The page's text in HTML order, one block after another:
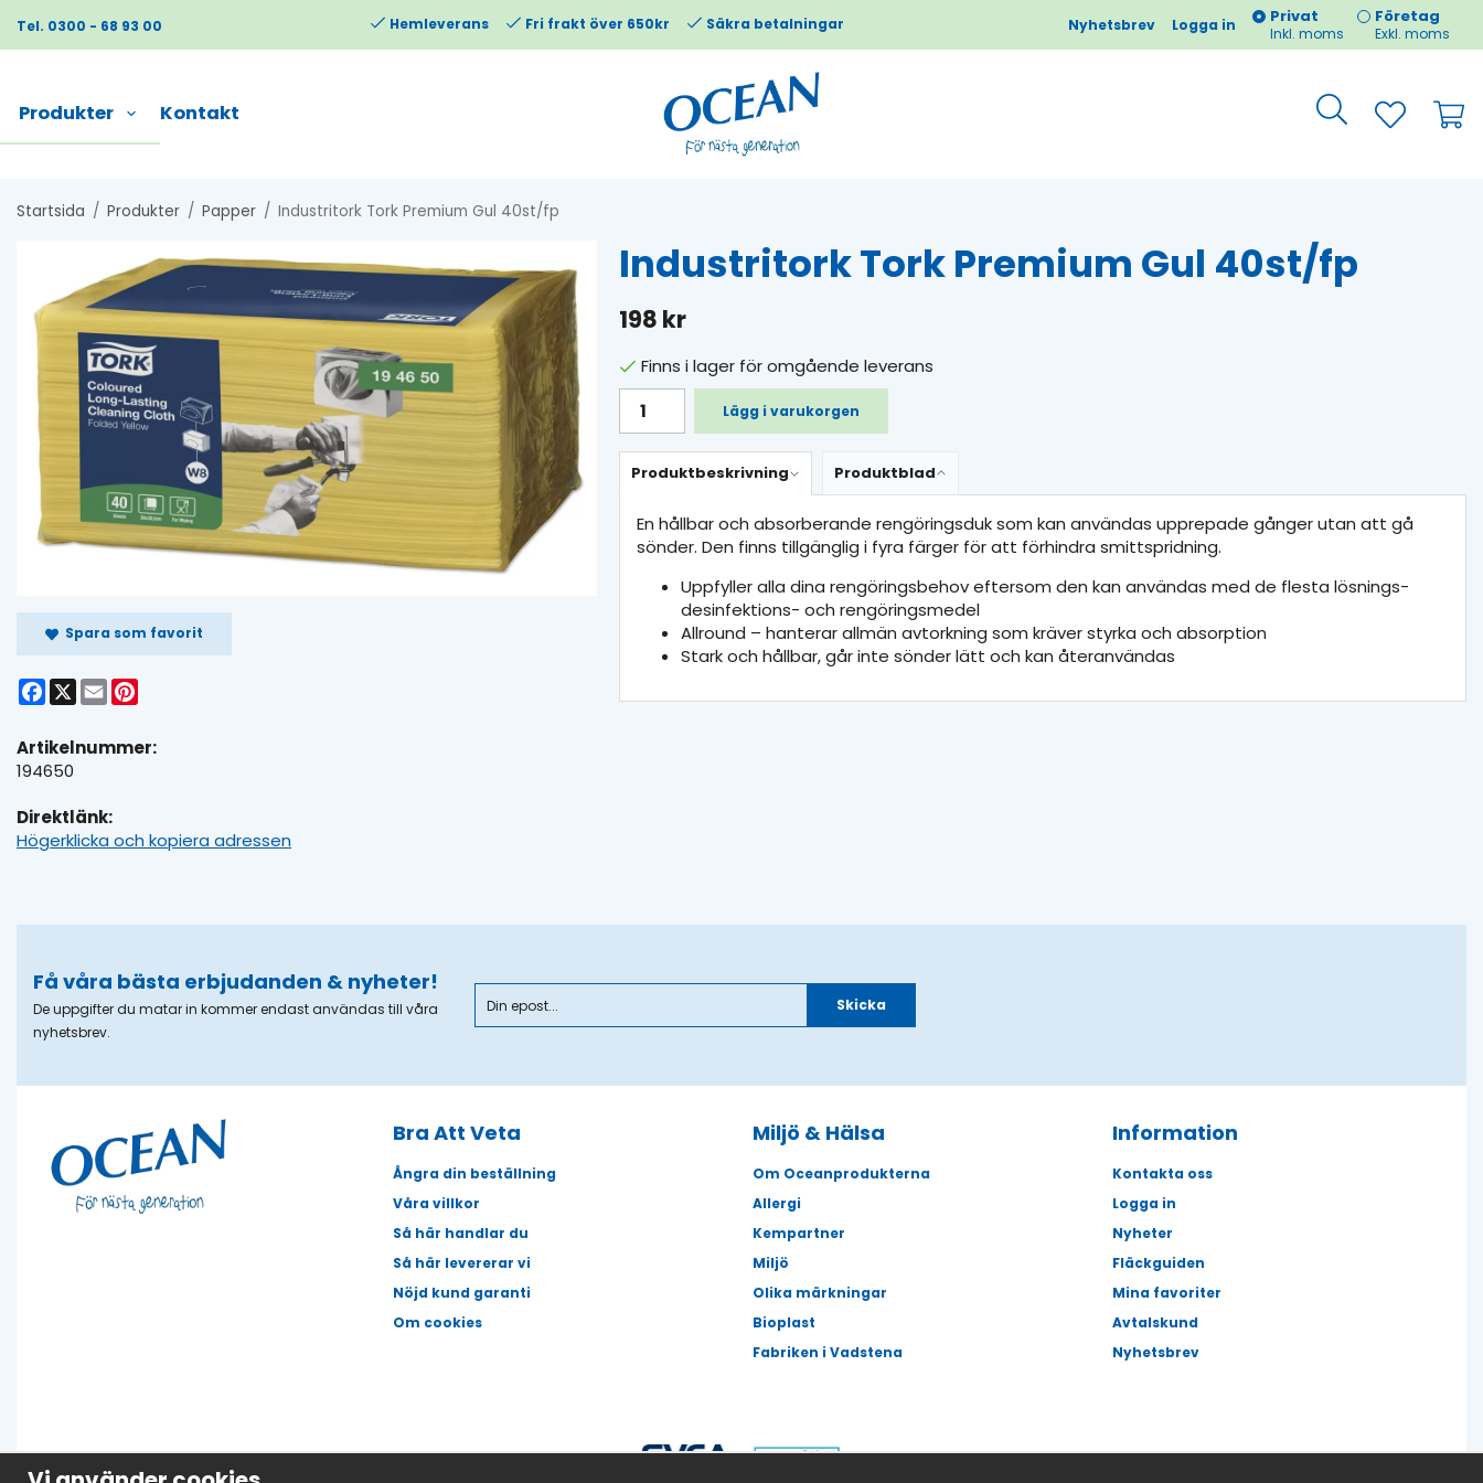
Tel. 0300 - 68 93 00 Hemleverans Fri frakt över 650kr Säkra betalningar Nyhetsbrev Logga in Privat
Inkl. moms
Företag
Exkl. moms
Produkter Kontakt
Startsida / Produkter / Papper / Industritork Tork Premium Gul 40st/fp
Industritork Tork Premium Gul 40st/fp
198 kr
Finns i lager för omgående leverans
Lägg i varukorgen
Produktbeskrivning Produktblad
En hållbar och absorberande rengöringsduk som kan användas upprepade gånger utan att gå
sönder. Den finns tillgänglig i fyra färger för att förhindra smittspridning.
Uppfyller alla dina rengöringsbehov eftersom den kan användas med de flesta lösnings-
desinfektions- och rengöringsmedel
Allround – hanterar allmän avtorkning som kräver styrka och absorption
Stark och hållbar, går inte sönder lätt och kan återanvändas
Spara som favorit
Facebook
X Email
Artikelnummer:
194650
Direktlänk:
Högerklicka och kopiera adressen
Få våra bästa erbjudanden & nyheter!
De uppgifter du matar in kommer endast användas till våra
nyhetsbrev.
Skicka
Bra Att Veta
Ångra din beställning
Våra villkor
Så här handlar du
Så här levererar vi
Nöjd kund garanti
Om cookies
Miljö & Hälsa
Om Oceanprodukterna
Allergi
Kempartner
Miljö
Olika märkningar
Bioplast
Fabriken i Vadstena
Information
Kontakta oss
Logga in
Nyheter
Fläckguiden
Mina favoriter
Avtalskund
Nyhetsbrev